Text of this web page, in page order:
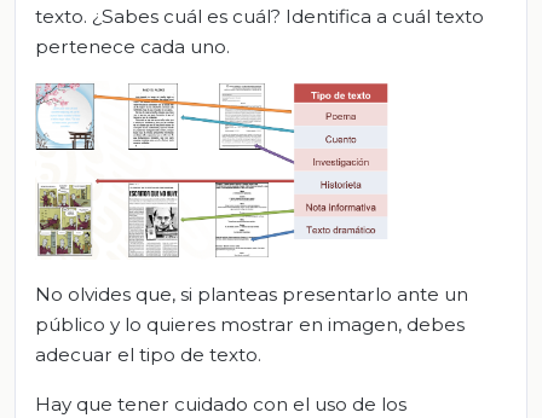
texto. ¿Sabes cuál es cuál? Identifica a cuál texto
pertenece cada uno.
No olvides que, si planteas presentarlo ante un
público y lo quieres mostrar en imagen, debes
adecuar el tipo de texto.
Hay que tener cuidado con el uso de los